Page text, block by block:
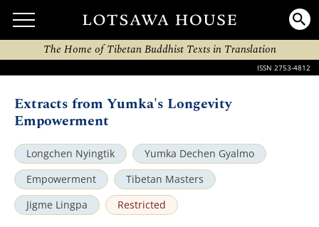
The Home of Tibetan Buddhist Texts in Translation
ISSN 2753-4812
Extracts from Yumka's Longevity
Empowerment
Longchen Nyingtik
Yumka Dechen Gyalmo
Empowerment
Tibetan Masters
Jigme Lingpa
Restricted